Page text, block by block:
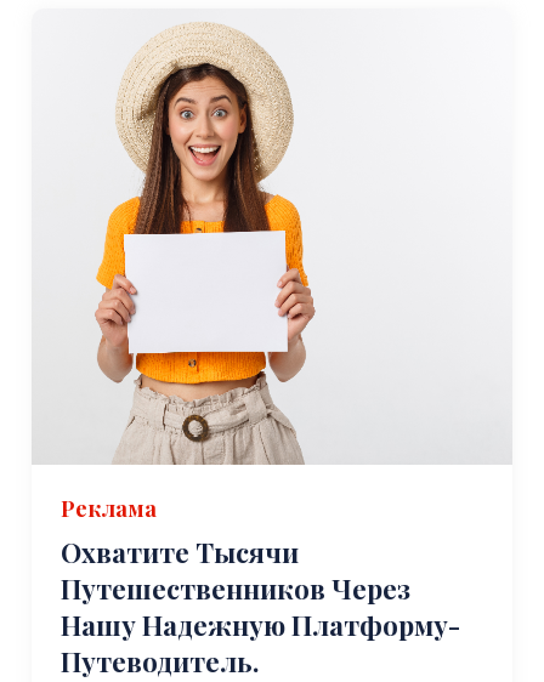
Реклама
Охватите Тысячи
Путешественников Через
Нашу Надежную Платформу-
Путеводитель.